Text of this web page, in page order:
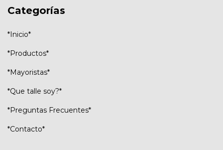
Categorías
*Inicio*
*Productos*
*Mayoristas*
*Que talle soy?*
*Preguntas Frecuentes*
*Contacto*